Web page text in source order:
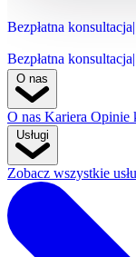
Bezpłatna konsultacja
Bezpłatna konsultacja
O nas Kariera Opinie
Zobacz wszystkie